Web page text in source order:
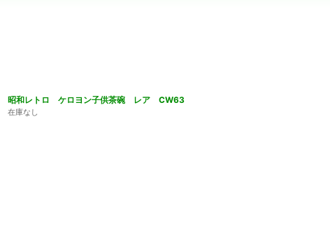
昭和レトロ ケロヨン子供茶碗 レア CW63
在庫なし